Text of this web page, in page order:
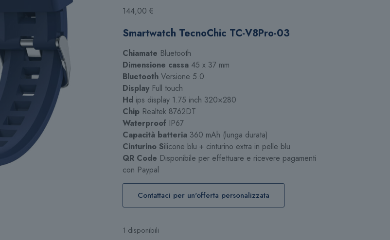
144,00 €
Smartwatch TecnoChic TC-V8Pro-03
Chiamate Bluetooth
Dimensione cassa 45 x 37 mm
Bluetooth Versione 5.0
Display Full touch
Hd ips display 1.75 inch 320×280
Chip Realtek 8762DT
Waterproof IP67
Capacità batteria 360 mAh (lunga durata)
Cinturino Silicone blu + cinturino extra in pelle blu
QR Code Disponibile per effettuare e ricevere pagamenti
con Paypal
Contattaci per un'offerta personalizzata
1 disponibili